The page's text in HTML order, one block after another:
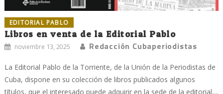
EDITORIAL PABLO
Libros en venta de la Editorial Pablo
noviembre 13, 2025 Redacción Cubaperiodistas
La Editorial Pablo de la Torriente, de la Unión de la Periodistas de
Cuba, dispone en su colección de libros publicados algunos
títulos, que el interesado puede adquirir en la sede de la editorial,...